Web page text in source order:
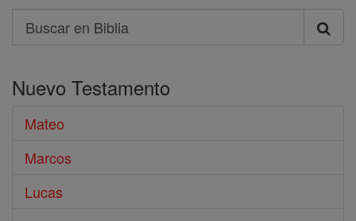
Search
Buscar
Biblia
Nuevo Testamento
Mateo
Marcos
Lucas